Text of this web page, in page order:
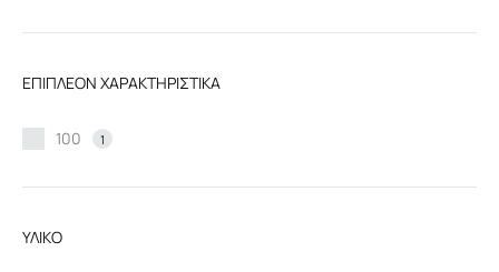
ΕΠΙΠΛΕΟΝ ΧΑΡΑΚΤΗΡΙΣΤΙΚΑ
100 1
ΥΛΙΚΟ